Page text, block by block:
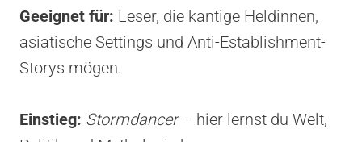
Geeignet für: Leser, die kantige Heldinnen,
asiatische Settings und Anti-Establishment-
Storys mögen.
Einstieg: Stormdancer– hier lernst du Welt,